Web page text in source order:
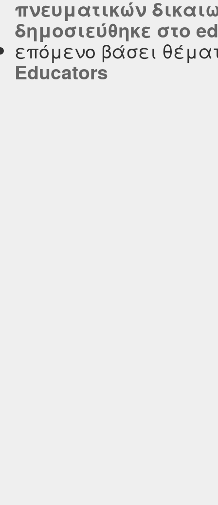
πνευματικών
δημοσιεύθηκε στο
επόμενο βάσει
Educators